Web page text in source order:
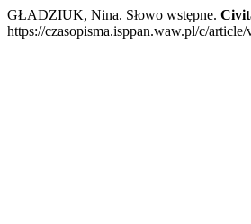
GŁADZIUK, Nina. Słowo wstępne.
https://czasopisma.isppan.waw.pl/c/